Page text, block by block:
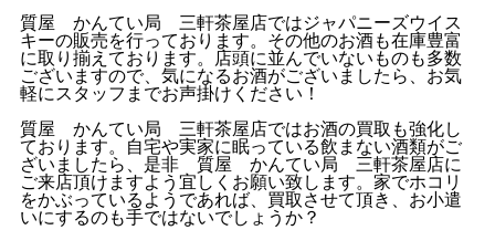
質屋 かんてい局 三軒茶屋店ではジャパニーズウイス
キーの販売を行っております。その他のお酒も在庫豊富
に取り揃えております。店頭に並んでいないものも多数
ございますので、気になるお酒がございましたら、お気
軽にスタッフまでお声掛けください！
質屋 かんてい局 三軒茶屋店ではお酒の買取も強化し
ております。自宅や実家に眠っている飲まない酒類がご
ざいましたら、是非 質屋 かんてい局 三軒茶屋店に
ご来店頂けますよう宜しくお願い致します。家でホコリ
をかぶっているようであれば、買取させて頂き、お小遣
いにするのも手ではないでしょうか？